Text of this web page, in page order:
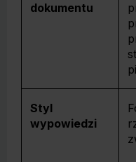
dokumentu
Styl
wypowiedzi